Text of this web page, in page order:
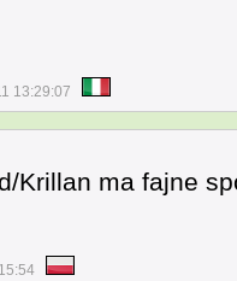
13:29:07
Krillan ma fajne